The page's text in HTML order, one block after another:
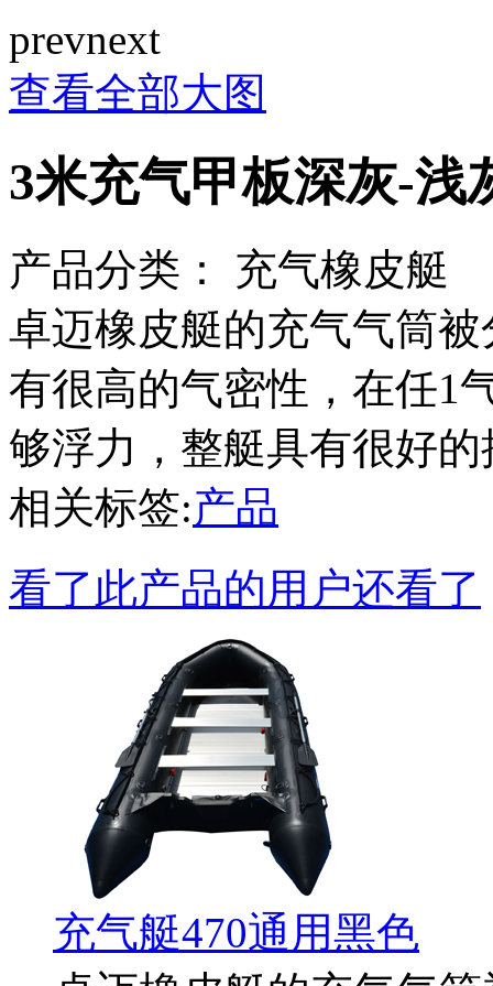
prevnext
查看全部大图
3米充气甲板深灰-浅
产品分类： 充气橡皮艇
卓迈橡皮艇的充气气筒
有很高的气密性，在任1
够浮力，整艇具有很好
相关标签:产品
看了此产品的用户还看了
充气艇470通用黑色